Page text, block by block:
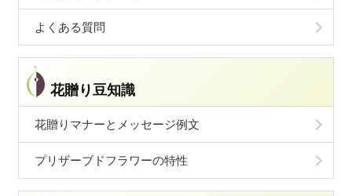
よくある質問
花贈り豆知識
花贈りマナーとメッセージ例文
プリザーブドフラワーの特性